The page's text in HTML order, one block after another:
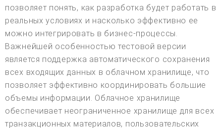
позволяет понять, как разработка будет работать в
реальных условиях и насколько эффективно ее
можно интегрировать в бизнес-процессы.
Важнейшей особенностью тестовой версии
является поддержка автоматического сохранения
всех входящих данных в облачном хранилище, что
позволяет эффективно координировать большие
объемы информации. Облачное хранилище
обеспечивает неограниченное хранилище для всех
транзакционных материалов, пользовательских